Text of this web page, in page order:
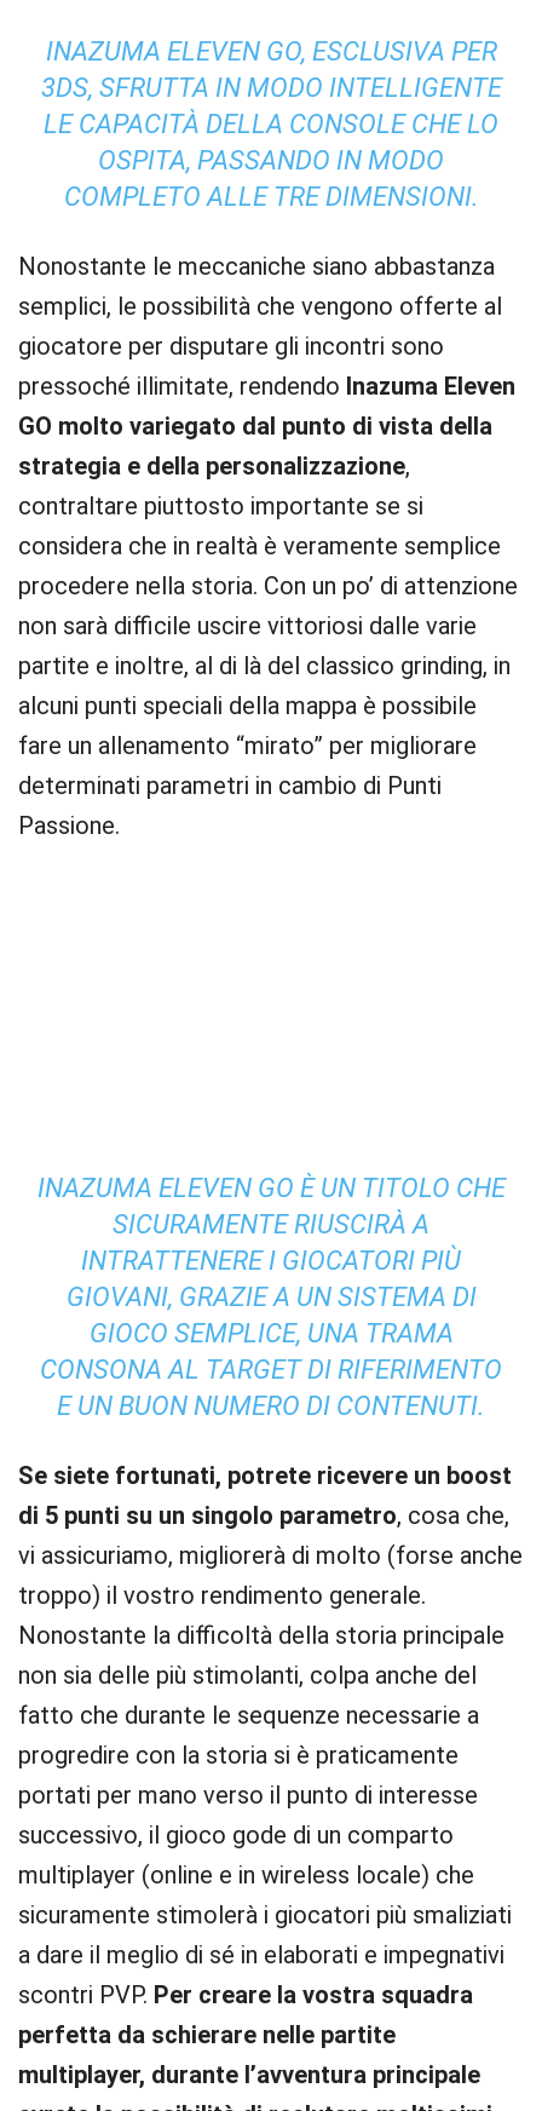
INAZUMA ELEVEN GO, ESCLUSIVA PER
3DS, SFRUTTA IN MODO INTELLIGENTE
LE CAPACITÀ DELLA CONSOLE CHE LO
OSPITA, PASSANDO IN MODO
COMPLETO ALLE TRE DIMENSIONI.
Nonostante le meccaniche siano abbastanza
semplici, le possibilità che vengono offerte al
giocatore per disputare gli incontri sono
pressoché illimitate, rendendo Inazuma Eleven
GO molto variegato dal punto di vista della
strategia e della personalizzazione,
contraltare piuttosto importante se si
considera che in realtà è veramente semplice
procedere nella storia. Con un po’ di attenzione
non sarà difficile uscire vittoriosi dalle varie
partite e inoltre, al di là del classico grinding, in
alcuni punti speciali della mappa è possibile
fare un allenamento “mirato” per migliorare
determinati parametri in cambio di Punti
Passione.
INAZUMA ELEVEN GO È UN TITOLO CHE
SICURAMENTE RIUSCIRÀ A
INTRATTENERE I GIOCATORI PIÙ
GIOVANI, GRAZIE A UN SISTEMA DI
GIOCO SEMPLICE, UNA TRAMA
CONSONA AL TARGET DI RIFERIMENTO
E UN BUON NUMERO DI CONTENUTI.
Se siete fortunati, potrete ricevere un boost
di 5 punti su un singolo parametro, cosa che,
vi assicuriamo, migliorerà di molto (forse anche
troppo) il vostro rendimento generale.
Nonostante la difficoltà della storia principale
non sia delle più stimolanti, colpa anche del
fatto che durante le sequenze necessarie a
progredire con la storia si è praticamente
portati per mano verso il punto di interesse
successivo, il gioco gode di un comparto
multiplayer (online e in wireless locale) che
sicuramente stimolerà i giocatori più smaliziati
a dare il meglio di sé in elaborati e impegnativi
scontri PVP. Per creare la vostra squadra
perfetta da schierare nelle partite
multiplayer, durante l’avventura principale